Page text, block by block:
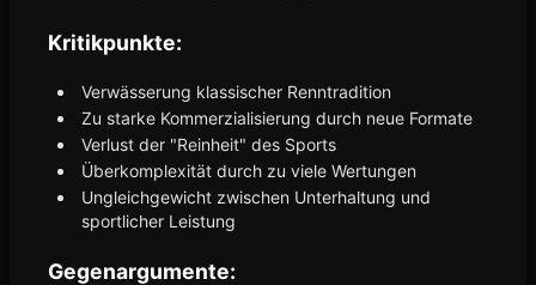
Kritikpunkte:
Verwässerung klassischer Renntradition
Zu starke Kommerzialisierung durch neue Formate
Verlust der "Reinheit" des Sports
Überkomplexität durch zu viele Wertungen
Ungleichgewicht zwischen Unterhaltung und
sportlicher Leistung
Gegenargumente: